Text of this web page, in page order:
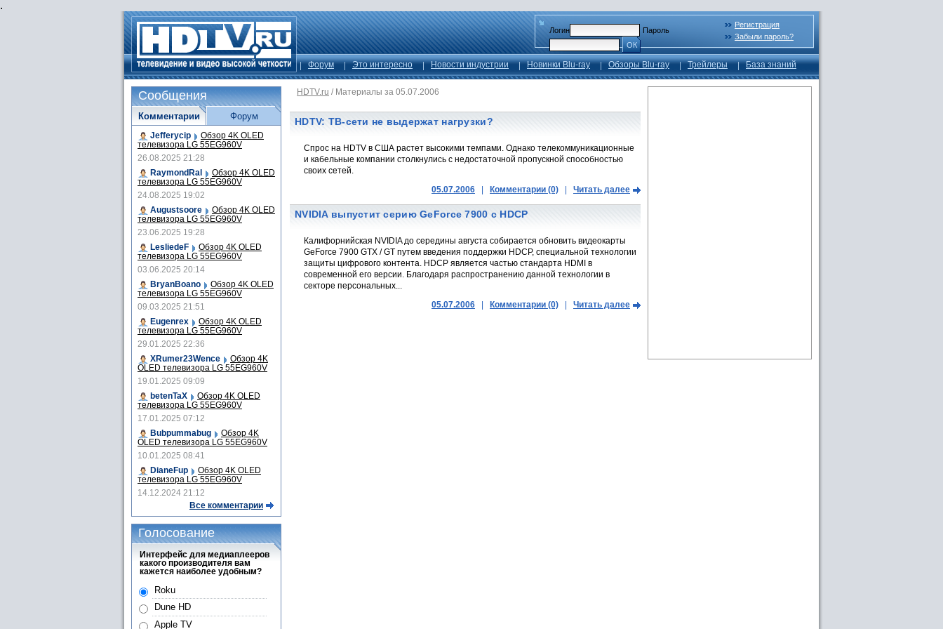
.
Логин
Пароль
ОК
Регистрация
Забыли пароль?
Форум Это интересно Новости индустрии Новинки Blu-ray Обзоры Blu-ray Трейлеры База знаний
HDTV.ru / Материалы за 05.07.2006
HDTV: ТВ-сети не выдержат нагрузки?
Спрос на HDTV в США растет высокими темпами. Однако телекоммуникационные
и кабельные компании столкнулись с недостаточной пропускной способностью
своих сетей.
05.07.2006
Комментарии (0) Читать далее
NVIDIA выпустит серию GeForce 7900 с HDCP
Калифорнийская NVIDIA до середины августа собирается обновить видеокарты
GeForce 7900 GTX / GT путем введения поддержки HDCP, специальной технологии
защиты цифрового контента. HDCP является частью стандарта HDMI в
современной его версии. Благодаря распространению данной технологии в
секторе персональных...
05.07.2006
Комментарии (0) Читать далее
Сообщения
Комментарии
Jefferycip Обзор 4K OLED
телевизора LG 55EG960V
26.08.2025 21:28
RaymondRal
Обзор 4K OLED
телевизора LG 55EG960V
24.08.2025 19:02
Augustsoore
Обзор 4K OLED
телевизора LG 55EG960V
23.06.2025 19:28
LesliedeF
Обзор 4K OLED
телевизора LG 55EG960V
03.06.2025 20:14
BryanBoano
Обзор 4K OLED
телевизора LG 55EG960V
09.03.2025 21:51
Eugenrex
Обзор 4K OLED
телевизора LG 55EG960V
29.01.2025 22:36
XRumer23Wence
Обзор 4K
OLED телевизора LG 55EG960V
19.01.2025 09:09
betenTaX
Обзор 4K OLED
телевизора LG 55EG960V
17.01.2025 07:12
Bubpummabug
Обзор 4K
OLED телевизора LG 55EG960V
10.01.2025 08:41
DianeFup
Обзор 4K OLED
телевизора LG 55EG960V
14.12.2024 21:12
Все комментарии
Форум
Голосование
Интерфейс для медиаплееров
какого производителя вам
кажется наиболее удобным?
Roku
Dune HD
Apple TV